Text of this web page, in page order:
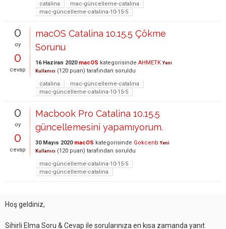
catalina
mac-güncelleme-catalina
mac-güncelleme-catalina-10-15-5
0
oy
0
cevap
macOS Catalina 10.15.5 Çökme
Sorunu
16 Haziran 2020 macOS kategorisinde AHMETK Yeni
Kullanıcı (120 puan) tarafından soruldu
catalina
mac-güncelleme-catalina
mac-güncelleme-catalina-10-15-5
0
oy
0
cevap
Macbook Pro Catalina 10.15.5
güncellemesini yapamıyorum.
30 Mayıs 2020 macOS kategorisinde Gokcenb Yeni
Kullanıcı (120 puan) tarafından soruldu
mac-güncelleme-catalina-10-15-5
mac-güncelleme-catalina
Hoş geldiniz,
Sihirli Elma Soru & Cevap ile sorularınıza en kısa zamanda yanıt